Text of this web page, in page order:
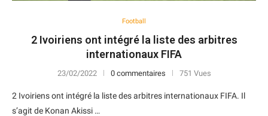
Football
2 Ivoiriens ont intégré la liste des arbitres
internationaux FIFA
23/02/2022 0 commentaires 751 Vues
2 Ivoiriens ont intégré la liste des arbitres internationaux FIFA. Il
s’agit de Konan Akissi …